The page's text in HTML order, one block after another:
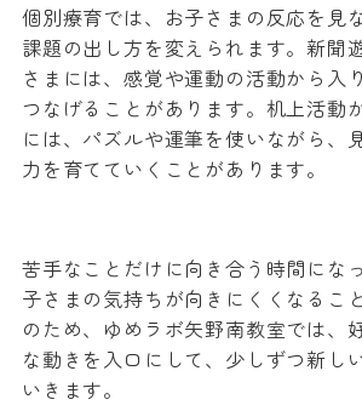
個別療育では、お子さまの反応を見
課題の出し方を変えられます。新聞
さまには、感覚や運動の活動から入
つなげることがあります。机上活動
には、パズルや運筆を使いながら、
力を育てていくことがあります。
苦手なことだけに向き合う時間にな
子さまの気持ちが向きにくくなるこ
のため、ゆめラボ矢野南教室では、
な動きを入口にして、少しずつ新し
いきます。